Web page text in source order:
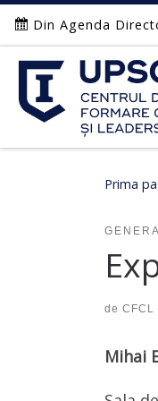
Afișează întregul
Din Agenda
Prima
de CFCL
Mihai